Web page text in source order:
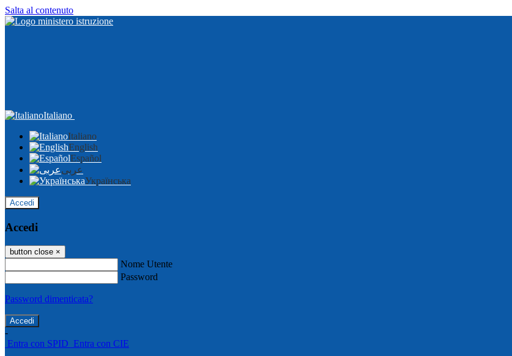
Salta al contenuto
Italiano
Italiano
English
Español
عربى
Українська
Accedi
Accedi
button close ×
Nome Utente
Password
Password dimenticata?
-
Entra con SPID Entra con CIE